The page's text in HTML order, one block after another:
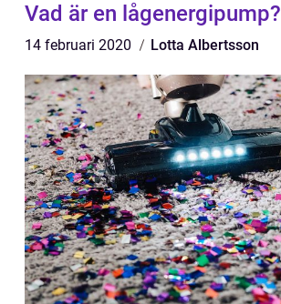
Vad är en lågenergipump?
14 februari 2020 Lotta Albertsson